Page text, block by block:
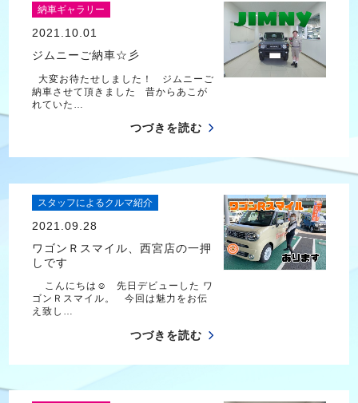
納車ギャラリー
2021.10.01
ジムニーご納車☆彡
大変お待たせしました！ ジムニーご
納車させて頂きました 昔からあこが
れていた…
つづきを読む
スタッフによるクルマ紹介
2021.09.28
ワゴンＲスマイル、西宮店の一押
しです
こんにちは☺ 先日デビューした ワ
ゴンＲスマイル。 今回は魅力をお伝
え致し…
つづきを読む